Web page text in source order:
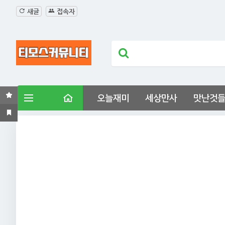
새글 접속자
오늘재미 세상만사 맛난것들